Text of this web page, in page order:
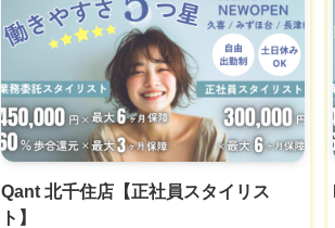
給与
月給 24万円
【正社員アシスタン
ト】
◆基本給20万＋選べ
る手当て4万 (スタ
イリスト準備手当
て・住宅手当・奨学
金手当)＋交通費＋
社会保険完備
※新卒・中途ともに
Qant 北千住店【正社員スタイリス
ト】